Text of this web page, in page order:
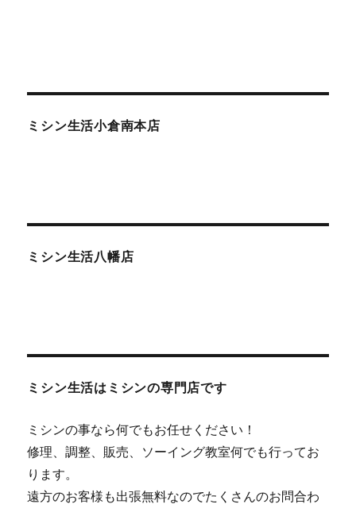
ミシン生活小倉南本店
ミシン生活八幡店
ミシン生活はミシンの専門店です
ミシンの事なら何でもお任せください！
修理、調整、販売、ソーイング教室何でも行ってお
ります。
遠方のお客様も出張無料なのでたくさんのお問合わ